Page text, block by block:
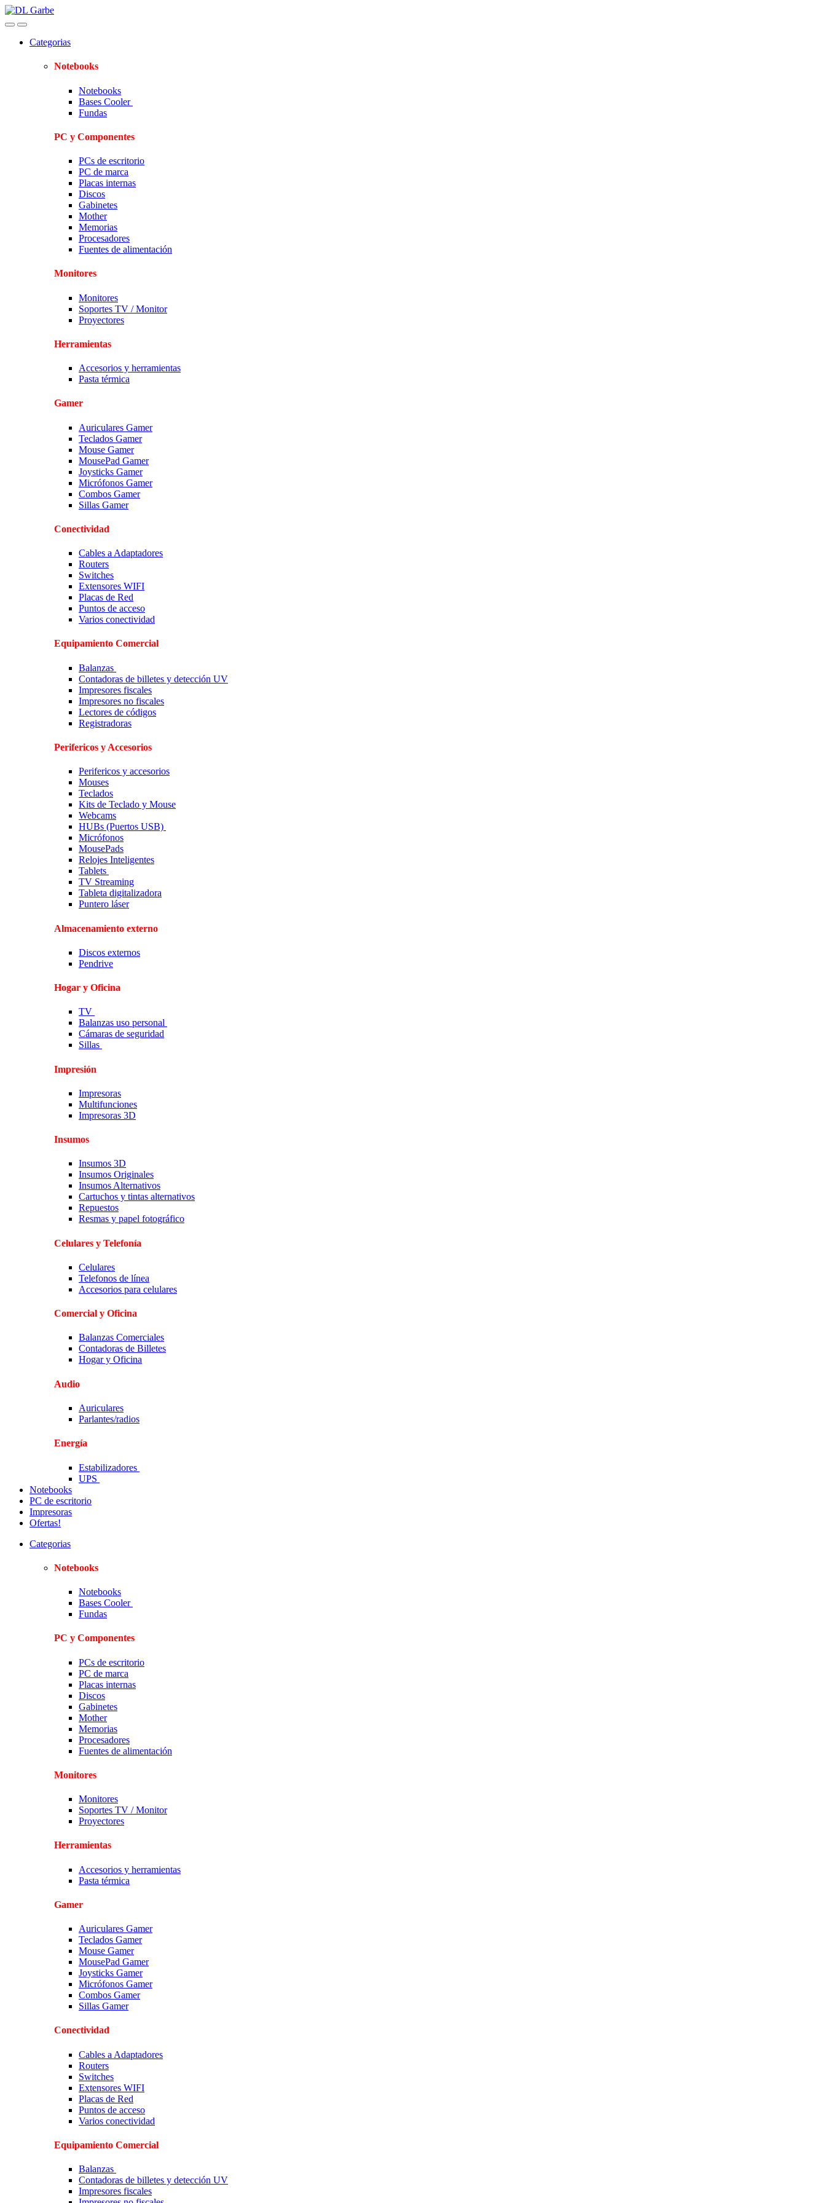
Skip
to
Skip
to
Categorias
Notebooks
Notebooks
Bases Cooler
Fundas
PC y Componentes
PCs de escritorio
PC de marca
Placas internas
Discos
Gabinetes
Mother
Memorias
Procesadores
Fuentes de alimentación
Monitores
Monitores
Soportes TV / Monitor
Proyectores
Herramientas
Accesorios y herramientas
Pasta térmica
Gamer
Auriculares Gamer
Teclados Gamer
Mouse Gamer
MousePad Gamer
Joysticks Gamer
Micrófonos Gamer
Combos Gamer
Sillas Gamer
Conectividad
Cables a Adaptadores
Routers
Switches
Extensores WIFI
Placas de Red
Puntos de acceso
Varios conectividad
Equipamiento Comercial
Balanzas
Contadoras de billetes y detección UV
Impresores fiscales
Impresores no fiscales
Lectores de códigos
Registradoras
Perifericos y Accesorios
Perifericos y accesorios
Mouses
Teclados
Kits de Teclado y Mouse
Webcams
HUBs (Puertos USB)
Micrófonos
MousePads
Relojes Inteligentes
Tablets
TV Streaming
Tableta digitalizadora
Puntero láser
Almacenamiento externo
Discos externos
Pendrive
Hogar y Oficina
TV
Balanzas uso personal
Cámaras de seguridad
Sillas
Impresión
Impresoras
Multifunciones
Impresoras 3D
Insumos
Insumos 3D
Insumos Originales
Insumos Alternativos
Cartuchos y tintas alternativos
Repuestos
Resmas y papel fotográfico
Celulares y Telefonía
Celulares
Telefonos de línea
Accesorios para celulares
Comercial y Oficina
Balanzas Comerciales
Contadoras de Billetes
Hogar y Oficina
Audio
Auriculares
Parlantes/radios
Energía
Estabilizadores
UPS
Notebooks
PC de escritorio
Impresoras
Ofertas!
Categorias
Notebooks
Notebooks
Bases Cooler
Fundas
PC y Componentes
PCs de escritorio
PC de marca
Placas internas
Discos
Gabinetes
Mother
Memorias
Procesadores
Fuentes de alimentación
Monitores
Monitores
Soportes TV / Monitor
Proyectores
Herramientas
Accesorios y herramientas
Pasta térmica
Gamer
Auriculares Gamer
Teclados Gamer
Mouse Gamer
MousePad Gamer
Joysticks Gamer
Micrófonos Gamer
Combos Gamer
Sillas Gamer
Conectividad
Cables a Adaptadores
Routers
Switches
Extensores WIFI
Placas de Red
Puntos de acceso
Varios conectividad
Equipamiento Comercial
Balanzas
Contadoras de billetes y detección UV
Impresores fiscales